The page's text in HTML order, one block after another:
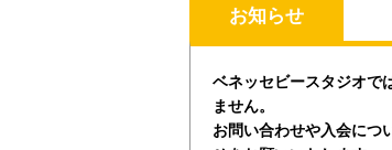
お知らせ
ベネッセビースタジオで
ません。
お問い合わせや入会につ